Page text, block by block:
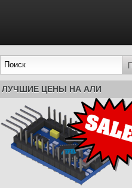
ЛУЧШИЕ ЦЕНЫ НА АЛИ